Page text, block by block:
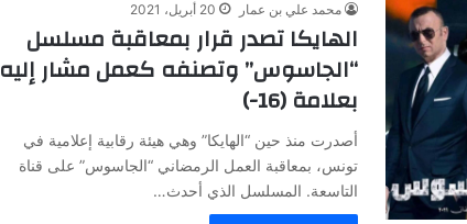
محمد علي بن عمار 20 أبريل، 2021
الهايكا تصدر قرار بمعاقبة مسلسل
“الجاسوس” وتصنفه كعمل مشار إليه
بعلامة (16-)
أصدرت منذ حين “الهايكا” وهي هيئة رقابية إعلامية في
تونس، بمعاقبة العمل الرمضاني “الجاسوس” على قناة
التاسعة. المسلسل الذي أحدث…